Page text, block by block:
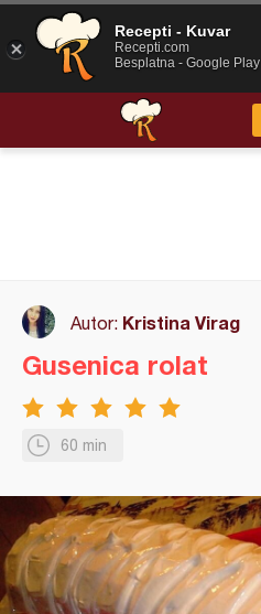
Autor: Kristina Virag
60 min
Gusenica rolat
Recepti - Kuvar
Recepti.com
Besplatna - Google Play